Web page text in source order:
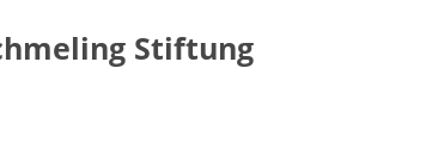
Stiftung